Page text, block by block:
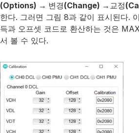
(Options) → 변경(Change) → 교정
한다. 그러면 그림 8과 같이 표시된다.
득과 오프셋 코드로 환산하는 것은
서 볼 수 있다.